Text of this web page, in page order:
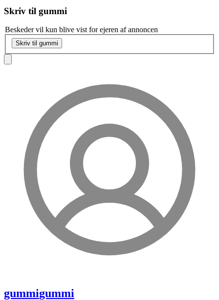
Skriv til gummi
Beskeder vil kun blive vist for ejeren af annoncen
Skriv til gummi
gummigummi